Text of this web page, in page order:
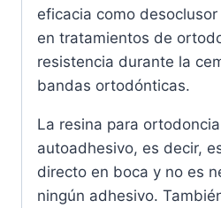
eficacia como
en tratamientos de
resistencia durante la
bandas ortodónticas.
La resina para
autoadhesivo, es decir,
directo en boca y no es
ningún adhesivo.